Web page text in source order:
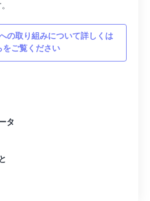
の取り組みについて詳しくは
をご覧ください
タ